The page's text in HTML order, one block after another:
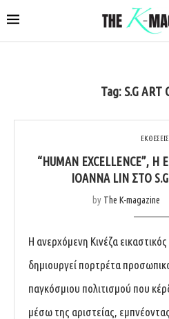
Tag:S.G ART
ΕΚΘΕΣΕΙΣ
“HUMAN EXCELLENCE”,
IOANNA LIN ΣΤΟ
by The K-magazine
Η ανερχόμενη Κινέζα
δημιουργεί πορτρέτα
παγκόσμιου πολιτισμού που
μέσω της αριστείας,